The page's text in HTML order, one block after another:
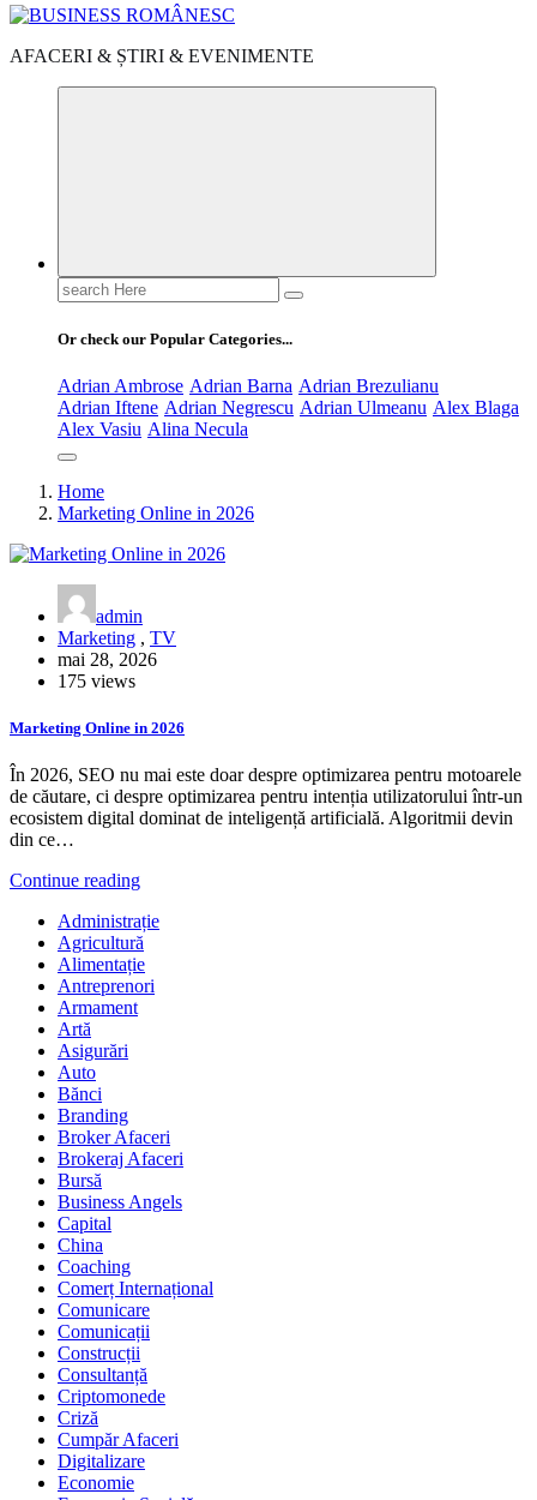
AFACERI & ȘTIRI & EVENIMENTE
Search
for:
Or check our Popular Categories...
Adrian Ambrose Adrian Barna Adrian Brezulianu
Adrian Iftene Adrian Negrescu Adrian Ulmeanu Alex Blaga
Alex Vasiu Alina Necula
Home
Marketing Online in 2026
admin
Marketing , TV
mai 28, 2026
175 views
Marketing Online in 2026
În 2026, SEO nu mai este doar despre optimizarea pentru motoarele
de căutare, ci despre optimizarea pentru intenția utilizatorului într-un
ecosistem digital dominat de inteligență artificială. Algoritmii devin
din ce…
Continue reading
Administrație
Agricultură
Alimentație
Antreprenori
Armament
Artă
Asigurări
Auto
Bănci
Branding
Broker Afaceri
Brokeraj Afaceri
Bursă
Business Angels
Capital
China
Coaching
Comerț Internațional
Comunicare
Comunicații
Construcții
Consultanță
Criptomonede
Criză
Cumpăr Afaceri
Digitalizare
Economie